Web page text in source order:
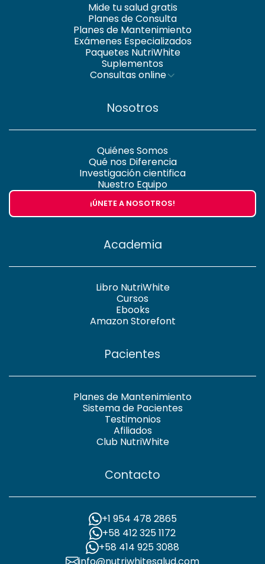
Mide tu salud gratis
Planes de Consulta
Planes de Mantenimiento
Exámenes Especializados
Paquetes NutriWhite
Suplementos
Consultas online
Nosotros
Quiénes Somos
Qué nos Diferencia
Investigación cientifica
Nuestro Equipo
¡ÚNETE A NOSOTROS!
Academia
Libro NutriWhite
Cursos
Ebooks
Amazon Storefont
Pacientes
Planes de Mantenimiento
Sistema de Pacientes
Testimonios
Afiliados
Club NutriWhite
Contacto
+1 954 478 2865
+58 412 325 1172
+58 414 925 3088